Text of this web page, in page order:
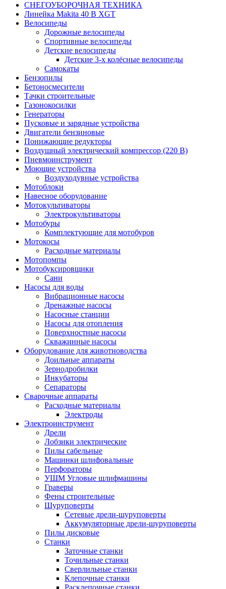
СНЕГОУБОРОЧНАЯ ТЕХНИКА
Линейка Makita 40 В XGT
Велосипеды
Дорожные велосипеды
Спортивные велосипеды
Детские велосипеды
Детские 3-х колёсные велосипеды
Самокаты
Бензопилы
Бетоносмесители
Тачки строительные
Газонокосилки
Генераторы
Пусковые и зарядные устройства
Двигатели бензиновые
Понижающие редукторы
Воздушный электрический компрессор (220 В)
Пневмоинструмент
Моющие устройства
Воздуходувные устройства
Мотоблоки
Навесное оборудование
Мотокультиваторы
Электрокультиваторы
Мотобуры
Комплектующие для мотобуров
Мотокосы
Расходные материалы
Мотопомпы
Мотобуксировщики
Сани
Насосы для воды
Вибрационные насосы
Дренажные насосы
Насосные станции
Насосы для отопления
Поверхностные насосы
Скважинные насосы
Оборудование для животноводства
Доильные аппараты
Зернодробилки
Инкубаторы
Сепараторы
Сварочные аппараты
Расходные материалы
Электроды
Электроинструмент
Дрели
Лобзики электрические
Пилы сабельные
Машинки шлифовальные
Перфораторы
УШМ Угловые шлифмашины
Граверы
Фены строительные
Шуруповерты
Сетевые дрели-шуруповерты
Аккумуляторные дрели-шуруповерты
Пилы дисковые
Станки
Заточные станки
Точильные станки
Сверлильные станки
Клепочные станки
Расклепочные станки